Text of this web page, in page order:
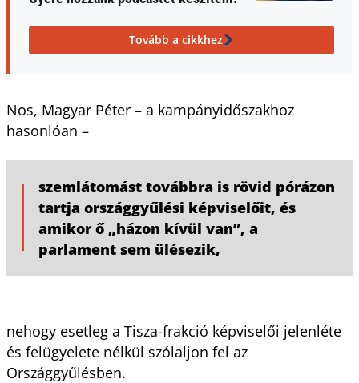
Tovább a cikkhez
Nos, Magyar Péter – a kampányidőszakhoz
hasonlóan –
szemlátomást továbbra is rövid pórázon
tartja országgyűlési képviselőit, és
amikor ő „házon kívül van”, a
parlament sem ülésezik,
nehogy esetleg a Tisza-frakció képviselői jelenléte
és felügyelete nélkül szólaljon fel az
Országgyűlésben.